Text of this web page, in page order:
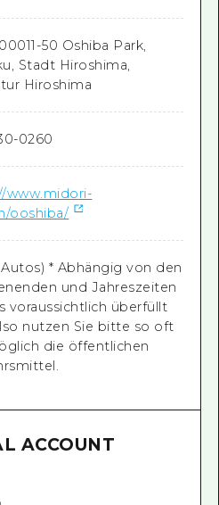
1-50 Oshiba Park,
Stadt Hiroshima,
Hiroshima
0260
www.midori-
ooshiba/
Autos) * Abhängig von den
und Jahreszeiten
voraussichtlich überfüllt
nutzen Sie bitte so oft
die öffentlichen
ACCOUNT